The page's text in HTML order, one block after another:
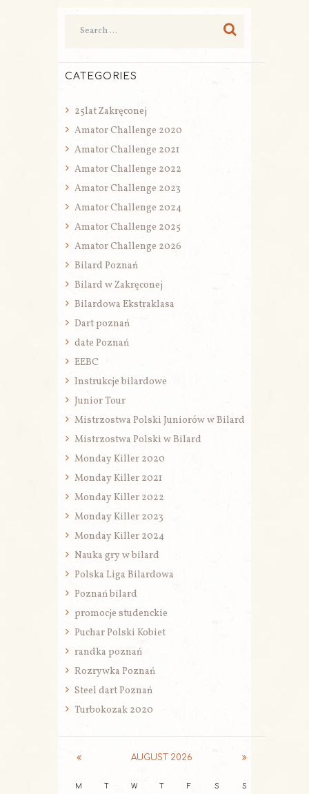
CATEGORIES
25lat Zakręconej
Amator Challenge 2020
Amator Challenge 2021
Amator Challenge 2022
Amator Challenge 2023
Amator Challenge 2024
Amator Challenge 2025
Amator Challenge 2026
Bilard Poznań
Bilard w Zakręconej
Bilardowa Ekstraklasa
Dart poznań
date Poznań
EEBC
Instrukcje bilardowe
Junior Tour
Mistrzostwa Polski Juniorów w Bilard
Mistrzostwa Polski w Bilard
Monday Killer 2020
Monday Killer 2021
Monday Killer 2022
Monday Killer 2023
Monday Killer 2024
Nauka gry w bilard
Polska Liga Bilardowa
Poznań bilard
promocje studenckie
Puchar Polski Kobiet
randka poznań
Rozrywka Poznań
Steel dart Poznań
Turbokozak 2020
AUGUST 2026
M T W T F S S